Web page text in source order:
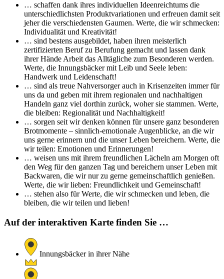
… schaffen dank ihres individuellen Ideenreichtums die
unterschiedlichsten Produktvariationen und erfreuen damit seit
jeher die verschiedensten Gaumen. Werte, die wir schmecken:
Individualität und Kreativität!
… sind bestens ausgebildet, haben ihren meisterlich
zertifizierten Beruf zu Berufung gemacht und lassen dank
ihrer Hände Arbeit das Alltägliche zum Besonderen werden.
Werte, die Innungsbäcker mit Leib und Seele leben:
Handwerk und Leidenschaft!
… sind als treue Nahversorger auch in Krisenzeiten immer für
uns da und geben mit ihrem regionalen und nachhaltigen
Handeln ganz viel dorthin zurück, woher sie stammen. Werte,
die bleiben: Regionalität und Nachhaltigkeit!
… sorgen seit wir denken können für unsere ganz besonderen
Brotmomente – sinnlich-emotionale Augenblicke, an die wir
uns gerne erinnern und die unser Leben bereichern. Werte, die
wir teilen: Emotionen und Erinnerungen!
… weisen uns mit ihrem freundlichen Lächeln am Morgen oft
den Weg für den ganzen Tag und bereichern unser Leben mit
Backwaren, die wir nur zu gerne gemeinschaftlich genießen.
Werte, die wir lieben: Freundlichkeit und Gemeinschaft!
… stehen also für Werte, die wir schmecken und leben, die
bleiben, die wir teilen und lieben!
Auf der interaktiven Karte finden Sie …
Innungsbäcker in ihrer Nähe